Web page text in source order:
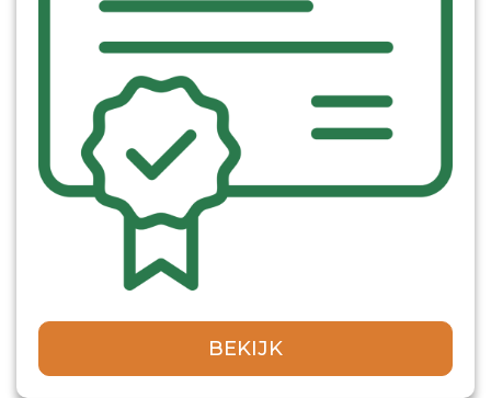
BEKIJK